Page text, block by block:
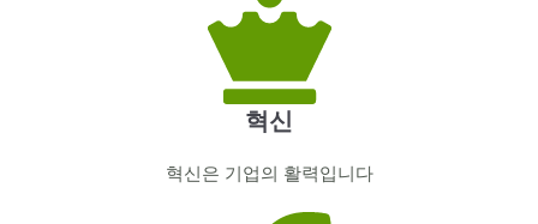
혁신
혁신은 기업의 활력입니다